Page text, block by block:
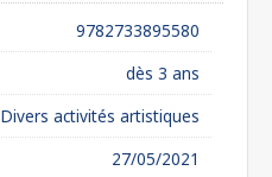
9782733895580
dès 3 ans
Divers activités artistiques
27/05/2021